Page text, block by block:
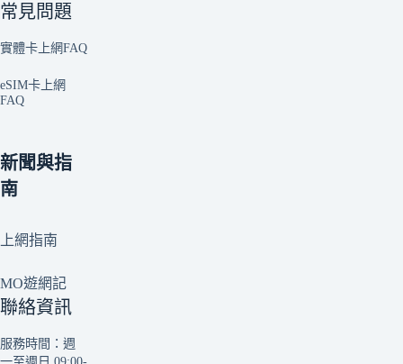
常見問題
實體卡上網FAQ
eSIM卡上網
FAQ
新聞與指
南
上網指南
MO遊網記
聯絡資訊
服務時間：週